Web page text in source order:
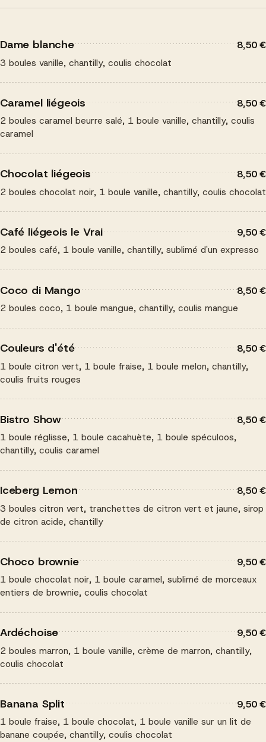
Dame blanche 8,50 €
3 boules vanille, chantilly, coulis chocolat
Caramel liégeois 8,50 €
2 boules caramel beurre salé, 1 boule vanille, chantilly, coulis
caramel
Chocolat liégeois 8,50 €
2 boules chocolat noir, 1 boule vanille, chantilly, coulis chocolat
Café liégeois le Vrai 9,50 €
2 boules café, 1 boule vanille, chantilly, sublimé d'un expresso
Coco di Mango 8,50 €
2 boules coco, 1 boule mangue, chantilly, coulis mangue
Couleurs d'été 8,50 €
1 boule citron vert, 1 boule fraise, 1 boule melon, chantilly,
coulis fruits rouges
Bistro Show 8,50 €
1 boule réglisse, 1 boule cacahuète, 1 boule spéculoos,
chantilly, coulis caramel
Iceberg Lemon 8,50 €
3 boules citron vert, tranchettes de citron vert et jaune, sirop
de citron acide, chantilly
Choco brownie 9,50 €
1 boule chocolat noir, 1 boule caramel, sublimé de morceaux
entiers de brownie, coulis chocolat
Ardéchoise 9,50 €
2 boules marron, 1 boule vanille, crème de marron, chantilly,
coulis chocolat
Banana Split 9,50 €
1 boule fraise, 1 boule chocolat, 1 boule vanille sur un lit de
banane coupée, chantilly, coulis chocolat